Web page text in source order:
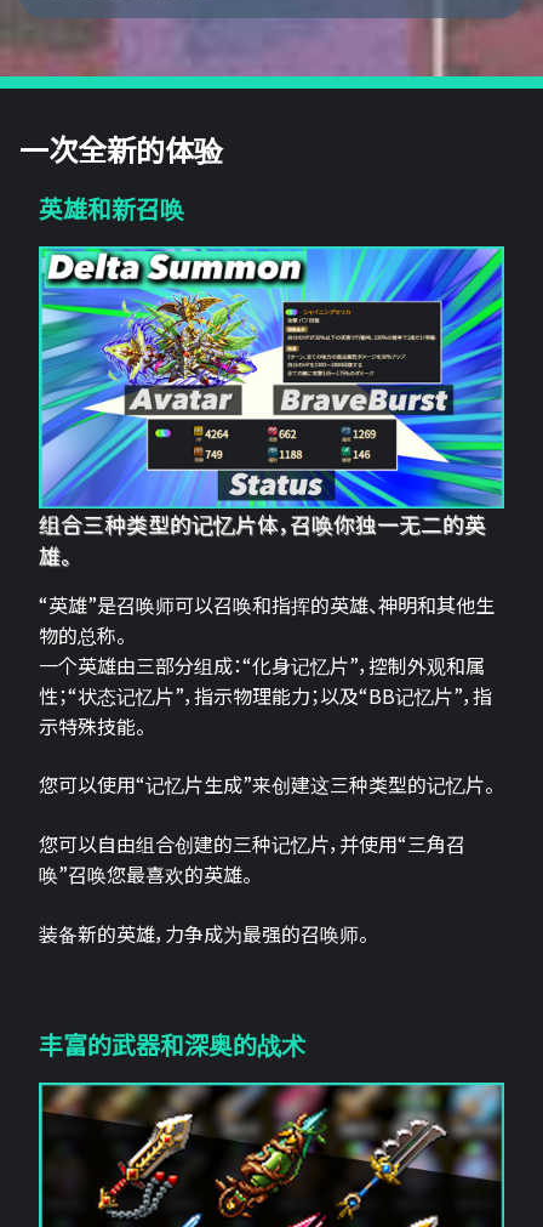
一次全新的体验
英雄和新召唤
组合三种类型的记忆片体，召唤你独一无二的英
雄。
“英雄”是召唤师可以召唤和指挥的英雄、神明和其他生
物的总称。
一个英雄由三部分组成：“化身记忆片”，控制外观和属
性；“状态记忆片”，指示物理能力；以及“BB记忆片”，指
示特殊技能。
您可以使用“记忆片生成”来创建这三种类型的记忆片。
您可以自由组合创建的三种记忆片，并使用“三角召
唤”召唤您最喜欢的英雄。
装备新的英雄，力争成为最强的召唤师。
丰富的武器和深奥的战术